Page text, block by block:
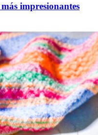
impresionantes